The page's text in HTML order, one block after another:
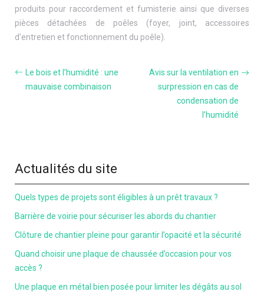
produits pour raccordement et fumisterie ainsi que diverses
pièces détachées de poêles (foyer, joint, accessoires
d’entretien et fonctionnement du poêle).
Le bois et l’humidité : une
mauvaise combinaison
Avis sur la ventilation en
surpression en cas de
condensation de
l’humidité
Actualités du site
Quels types de projets sont éligibles à un prêt travaux ?
Barrière de voirie pour sécuriser les abords du chantier
Clôture de chantier pleine pour garantir l’opacité et la sécurité
Quand choisir une plaque de chaussée d’occasion pour vos
accès ?
Une plaque en métal bien posée pour limiter les dégâts au sol